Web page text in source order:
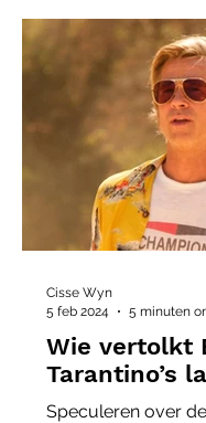
Wie vertolkt
Tarantino’s
Speculeren over
Cisse Wyn
5 feb 2024
5 minuten